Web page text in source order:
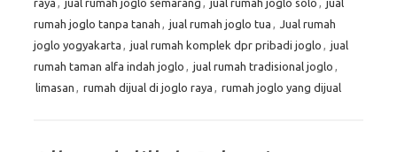
raya , jual rumah joglo semarang , jual rumah joglo solo , jual
rumah joglo tanpa tanah , jual rumah joglo tua , Jual rumah
joglo yogyakarta , jual rumah komplek dpr pribadi joglo , jual
rumah taman alfa indah joglo , jual rumah tradisional joglo ,
limasan , rumah dijual di joglo raya , rumah joglo yang dijual